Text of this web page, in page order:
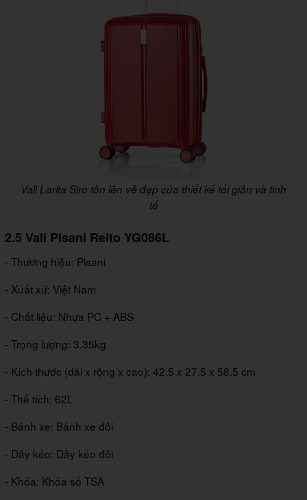
Vali Larita Siro tôn lên vẻ đẹp của thiết kế tối giản và tinh
tế
2.5 Vali Pisani Reito YG086L
- Thương hiệu: Pisani
- Xuất xứ: Việt Nam
- Chất liệu: Nhựa PC + ABS
- Trọng lượng: 3.35kg
- Kích thước (dài x rộng x cao): 42.5 x 27.5 x 58.5 cm
- Thể tích: 62L
- Bánh xe: Bánh xe đôi
- Dây kéo: Dây kéo đôi
- Khóa: Khóa số TSA